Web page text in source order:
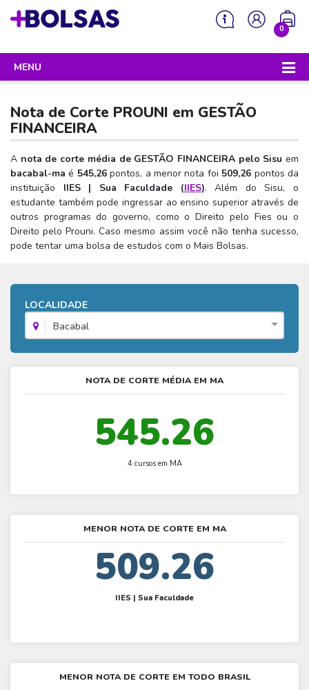
0
Sua mochila está vazia!
MENU
ENEM
Enem 2026 - Tudo o que você precisa saber
Enem – O que é
Enem – Quem pode fazer
Enem – Para que serve
Enem – Como se preparar
Enem – Cartilha redação
Hora do Enem – O que é
Guia Enem
SISU
Sisu 2026 – Tudo o que você precisa saber
SISU – O que é
SISU – Quem pode participar
SISU – Como se inscrever
SISU – Universidades participantes
SISU - Simulador
PROUNI
Prouni 2026 – Tudo o que você precisa saber
Prouni – O que é
Prouni – Como se inscrever
Prouni – Documentos necessários
Prouni – Lista de espera
Prouni - Universidades participantes
Prouni – Simulador
FIES
Fies e P-Fies 2026 – Tudo o que você precisa saber
Fies – Quem pode participar
Fies - Como funciona
Fies – Como fazer a inscrição
Fies e Prouni – Diferença
PRONATEC
ENARE
Nota de Corte PROUNI em GESTÃO
FINANCEIRA
A nota de corte média de GESTÃO FINANCEIRA pelo Sisu em
bacabal-ma é 545,26pontos, a menor nota foi 509,26 pontos da
instituição IIES | Sua Faculdade (IIES). Além do Sisu, o
estudante também pode ingressar ao ensino superior através de
outros programas do governo, como o Direito pelo Fies ou o
Direito pelo Prouni. Caso mesmo assim você não tenha sucesso,
pode tentar uma bolsa de estudos com o Mais Bolsas.
LOCALIDADE
Bacabal
NOTA DE CORTE MÉDIA EM MA
545.26
4 cursos em MA
MENOR NOTA DE CORTE EM MA
509.26
IIES | Sua Faculdade
MENOR NOTA DE CORTE EM TODO BRASIL